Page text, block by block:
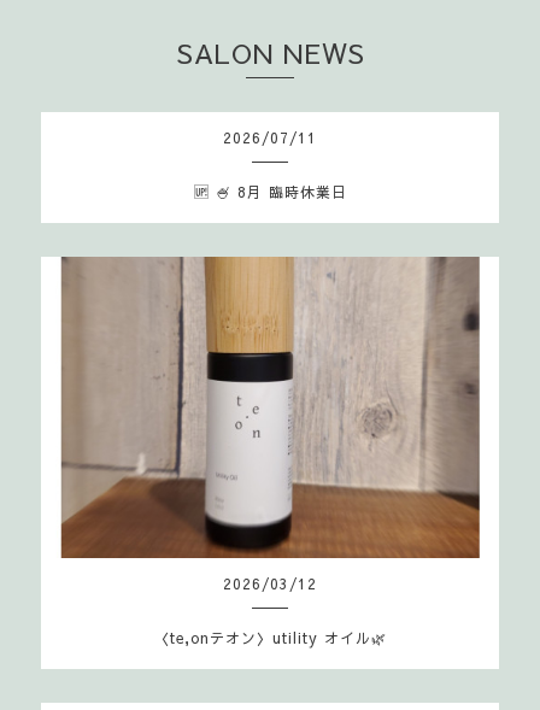
SALON NEWS
2026/07/11
🆙 🍧 8月 臨時休業日
2026/03 /12
〈te,onテオン〉utility オイル🌿